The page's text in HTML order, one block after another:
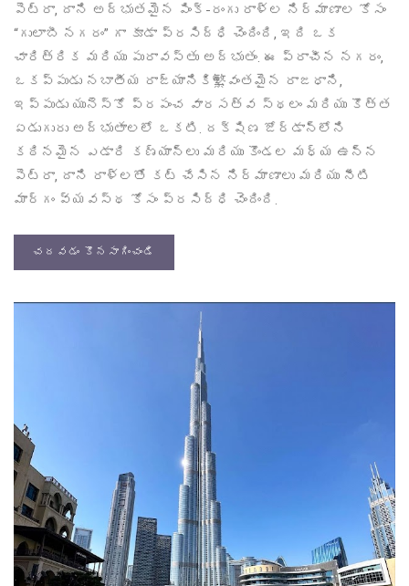
పెట్రా, దాని అద్భుతమైన పింక్-రంగు రాళ్ల నిర్మాణాల కోసం
“గులాబీ నగరం” గా కూడా ప్రసిద్ధి చెందింది, ఇది ఒక
చారిత్రిక మరియు పురావస్తు అద్భుతం. ఈ ప్రాచీన నగరం,
ఒకప్పుడు నబాతీయ రాజ్యానికి繁వంతమైన రాజధాని,
ఇప్పుడు యునెస్కో ప్రపంచ వారసత్వ స్థలం మరియు కొత్త
ఏడుగురు అద్భుతాలలో ఒకటి. దక్షిణ జోర్డాన్‌లోని
కఠినమైన ఎడారి కణ్యాన్‌లు మరియు కొండల మధ్య ఉన్న
పెట్రా, దాని రాళ్లతో కట్ చేసిన నిర్మాణాలు మరియు నీటి
మార్గం వ్యవస్థ కోసం ప్రసిద్ధి చెందింది.
చదవడం కొనసాగించండి